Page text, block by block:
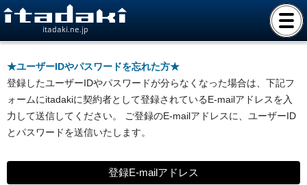
itadaki.ne.jp
★ユーザーIDやパスワードを忘れた方★
登録したユーザーIDやパスワードが分らなくなった場合は、下記フ
ォームにitadakiに契約者として登録されているE-mailアドレスを入
力して送信してください。 ご登録のE-mailアドレスに、ユーザーID
とパスワードを送信いたします。
登録E-mailアドレス